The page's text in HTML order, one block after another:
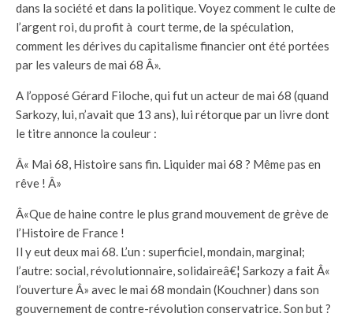
dans la société et dans la politique. Voyez comment le culte de
l’argent roi, du profit à court terme, de la spéculation,
comment les dérives du capitalisme financier ont été portées
par les valeurs de mai 68 Â».
A l’opposé Gérard Filoche, qui fut un acteur de mai 68 (quand
Sarkozy, lui, n’avait que 13 ans), lui rétorque par un livre dont
le titre annonce la couleur :
Â« Mai 68, Histoire sans fin. Liquider mai 68 ? Même pas en
rêve ! Â»
Â«Que de haine contre le plus grand mouvement de grève de
l’Histoire de France !
Il y eut deux mai 68. L’un : superficiel, mondain, marginal;
l’autre: social, révolutionnaire, solidaireâ€¦ Sarkozy a fait Â«
l’ouverture Â» avec le mai 68 mondain (Kouchner) dans son
gouvernement de contre-révolution conservatrice. Son but ?